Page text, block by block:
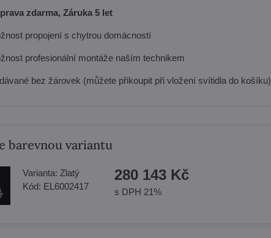
zdarma, Záruka 5 let
propojení s chytrou domácností
profesionální montáže naším technikem
bez žárovek (můžete přikoupit při vložení svítidla do košíku)
barevnou variantu
Varianta: Zlatý
Kód: EL6002417
280 143 Kč
s DPH 21%